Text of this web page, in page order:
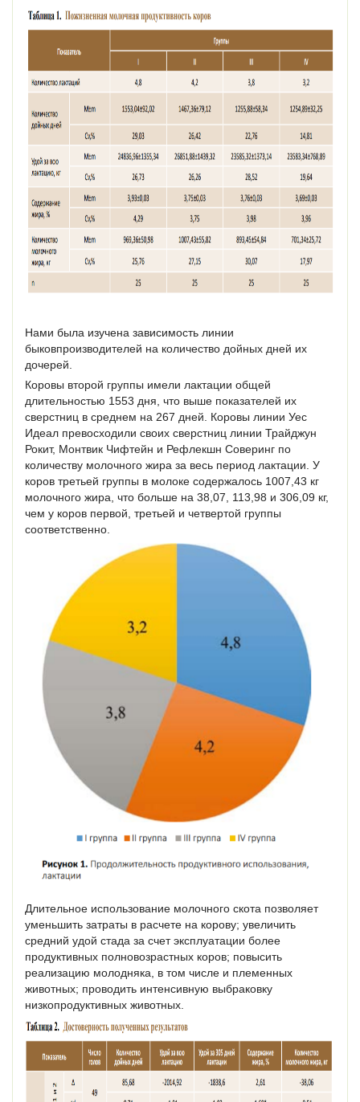
Нами была изучена зависимость линии
быковпроизводителей на количество дойных дней их
дочерей.
Коровы второй группы имели лактации общей
длительностью 1553 дня, что выше показателей их
сверстниц в среднем на 267 дней. Коровы линии Уес
Идеал превосходили своих сверстниц линии Трайджун
Рокит, Монтвик Чифтейн и Рефлекшн Соверинг по
количеству молочного жира за весь период лактации. У
коров третьей группы в молоке содержалось 1007,43 кг
молочного жира, что больше на 38,07, 113,98 и 306,09 кг,
чем у коров первой, третьей и четвертой группы
соответственно.
Длительное использование молочного скота позволяет
уменьшить затраты в расчете на корову; увеличить
средний удой стада за счет эксплуатации более
продуктивных полновозрастных коров; повысить
реализацию молодняка, в том числе и племенных
животных; проводить интенсивную выбраковку
низкопродуктивных животных.